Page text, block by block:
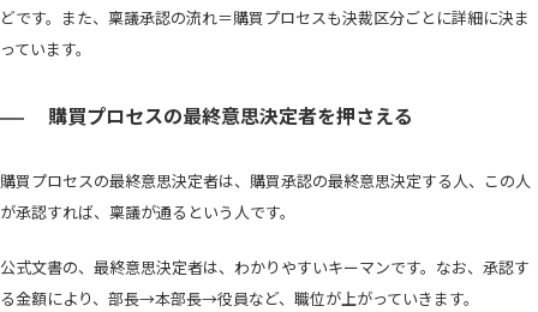
どです。また、稟議承認の流れ＝購買プロセスも決裁区分ごとに詳細に決ま
っています。
購買プロセスの最終意思決定者を押さえる
購買プロセスの最終意思決定者は、購買承認の最終意思決定する人、この人
が承認すれば、稟議が通るという人です。
公式文書の、最終意思決定者は、わかりやすいキーマンです。なお、承認す
る金額により、部長→本部長→役員など、職位が上がっていきます。